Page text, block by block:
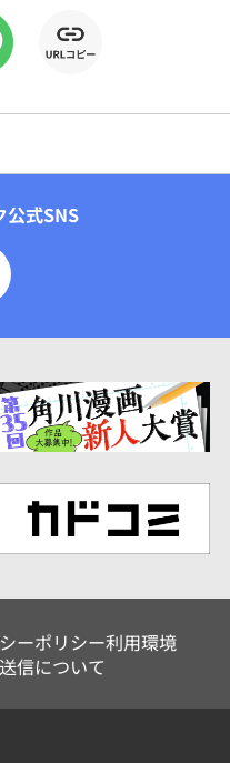
公式SNS
ーポリシー利用環境
信について